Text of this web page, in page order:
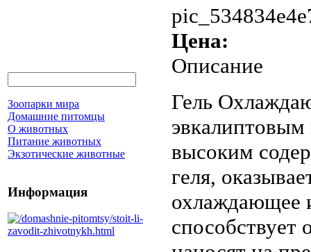
Зоопарки мира
Домашние питомцы
О животных
Питание животных
Экзотические животные
Информация
Цена:
Описание
Гель
высоким
геля,
охлаждающее